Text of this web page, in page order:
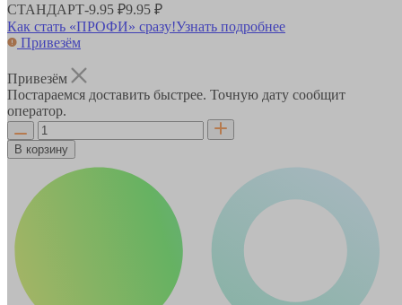
СТАНДАРТ-9.95 ₽9.95 ₽
Как стать «ПРОФИ» сразу!Узнать подробнее
Привезём
Привезём
Постараемся доставить быстрее. Точную дату сообщит
оператор.
В корзину